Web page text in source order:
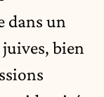
dans un
bien